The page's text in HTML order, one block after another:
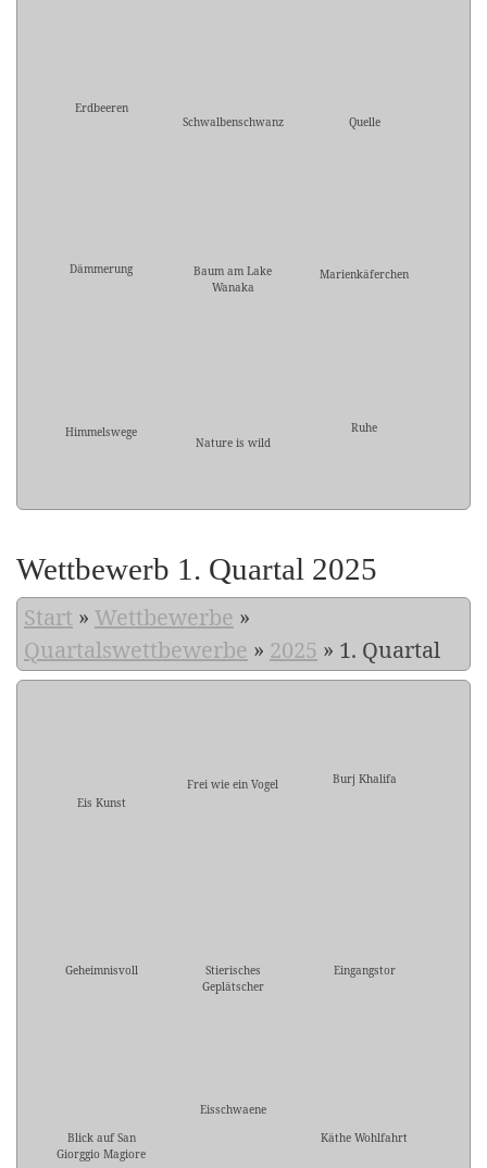
Erdbeeren
Schwalbenschwanz
Quelle
Dämmerung
Baum am Lake
Wanaka
Marienkäferchen
Himmelswege
Nature is wild
Ruhe
Wettbewerb 1. Quartal 2025
Start » Wettbewerbe »
Quartalswettbewerbe » 2025 » 1. Quartal
Eis Kunst
Frei wie ein Vogel Burj Khalifa
Geheimnisvoll
Stierisches
Geplätscher
Eingangstor
Blick auf San
Giorggio Magiore
Eisschwaene
Käthe Wohlfahrt